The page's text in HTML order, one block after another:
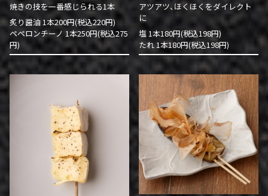
焼きの技を一番感じられる1本
炙り醤油 1本200円(税込220円)
ペペロンチーノ 1本250円(税込275
円)
アツアツ、ほくほくをダイレクト
に
塩 1本180円(税込198円)
たれ 1本180円(税込198円)